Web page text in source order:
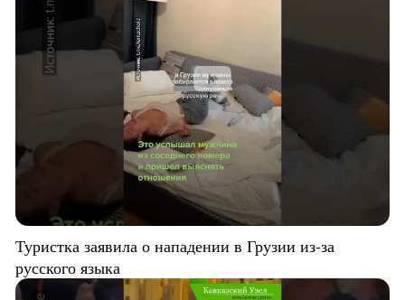
Туристка заявила о нападении в Грузии из-за
русского языка